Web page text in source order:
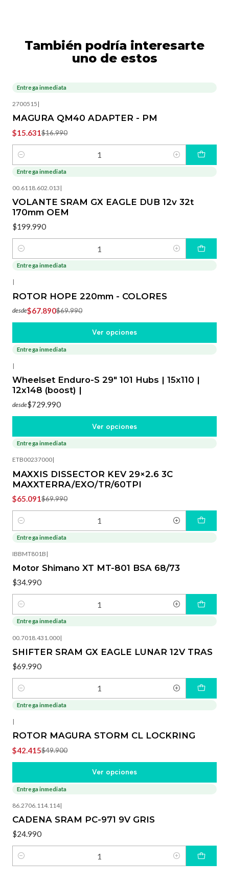
También podría interesarte
uno de estos
-8%OFF
Entrega inmediata
2700515 |
MAGURA QM40 ADAPTER - PM
$15.631$16.990
Cantidad
Entrega inmediata
00.6118.602.013 |
VOLANTE SRAM GX EAGLE DUB 12v 32t
170mm OEM
$199.990
Cantidad
Entrega inmediata
|
ROTOR HOPE 220mm - COLORES
desde$67.890$69.990
Ver opciones
Entrega inmediata
|
Wheelset Enduro-S 29" 101 Hubs | 15x110 |
12x148 (boost) |
desde$729.990
Ver opciones
Entrega inmediata
ETB00237000|
MAXXIS DISSECTOR KEV 29×2.6 3C
MAXXTERRA/EXO/TR/60TPI
$65.091$69.990
Cantidad
Entrega inmediata
IBBMT801B |
Motor Shimano XT MT-801 BSA 68/73
$34.990
Cantidad
Entrega inmediata
00.7018.431.000|
SHIFTER SRAM GX EAGLE LUNAR 12V TRAS
$69.990
Cantidad
-15%
Entrega inmediata
|
ROTOR MAGURA STORM CL LOCKRING
$42.415$49.900
Ver opciones
Entrega inmediata
86.2706.114.114|
CADENA SRAM PC-971 9V GRIS
$24.990
Cantidad